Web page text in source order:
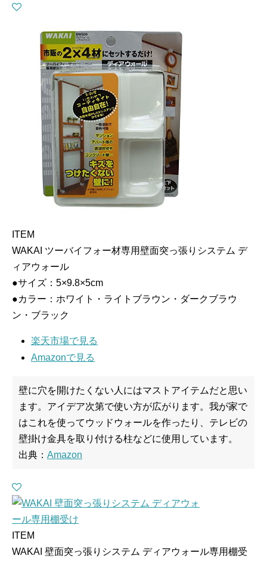
ITEM
WAKAI ツーバイフォー材専用壁面突っ張りシステム デ
ィアウォール
●サイズ：5×9.8×5cm
●カラー：ホワイト・ライトブラウン・ダークブラウ
ン・ブラック
楽天市場で見る
Amazonで見る
壁に穴を開けたくない人にはマストアイテムだと思い
ます。アイデア次第で使い方が広がります。我が家で
はこれを使ってウッドウォールを作ったり、テレビの
壁掛け金具を取り付ける柱などに使用しています。
出典： Amazon
ITEM
WAKAI 壁面突っ張りシステム ディアウォール専用棚受